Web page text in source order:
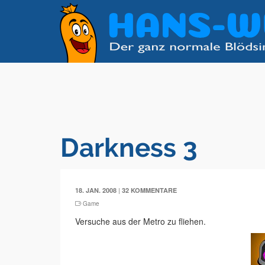
Darkness 3
18. JAN. 2008 | 32 KOMMENTARE
Game
Versuche aus der Metro zu fliehen.